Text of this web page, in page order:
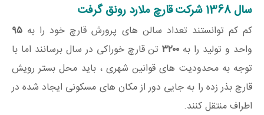
سال 1368 شرکت قارچ ملارد رونق گرفت
کم کم توانستند تعداد سالن های پرورش قارچ خود را به ۹۵
واحد و تولید را به ۳۲۰۰تن قارچ خوراکی در سال برسانند اما با
توجه به محدودیت های قوانین شهری ، باید محل بستر رویش
قارچ بذر زده را به جایی دور از مکان های مسکونی ایجاد شده در
اطراف منتقل کنند.